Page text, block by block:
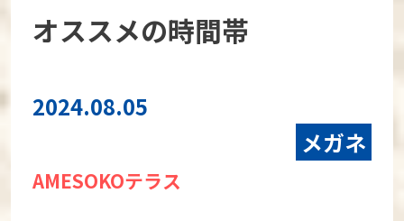
オススメの時間帯
2024.08.05
メガネ
AMESOKOテラス